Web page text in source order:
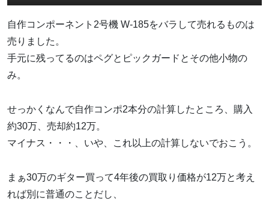
自作コンポーネント2号機 W-185をバラして売れるものは
売りました。
手元に残ってるのはペグとピックガードとその他小物の
み。
せっかくなんで自作コンポ2本分の計算したところ、購入
約30万、売却約12万。
マイナス・・・、いや、これ以上の計算しないでおこう。
まぁ30万のギター買って4年後の買取り価格が12万と考え
れば別に普通のことだし、